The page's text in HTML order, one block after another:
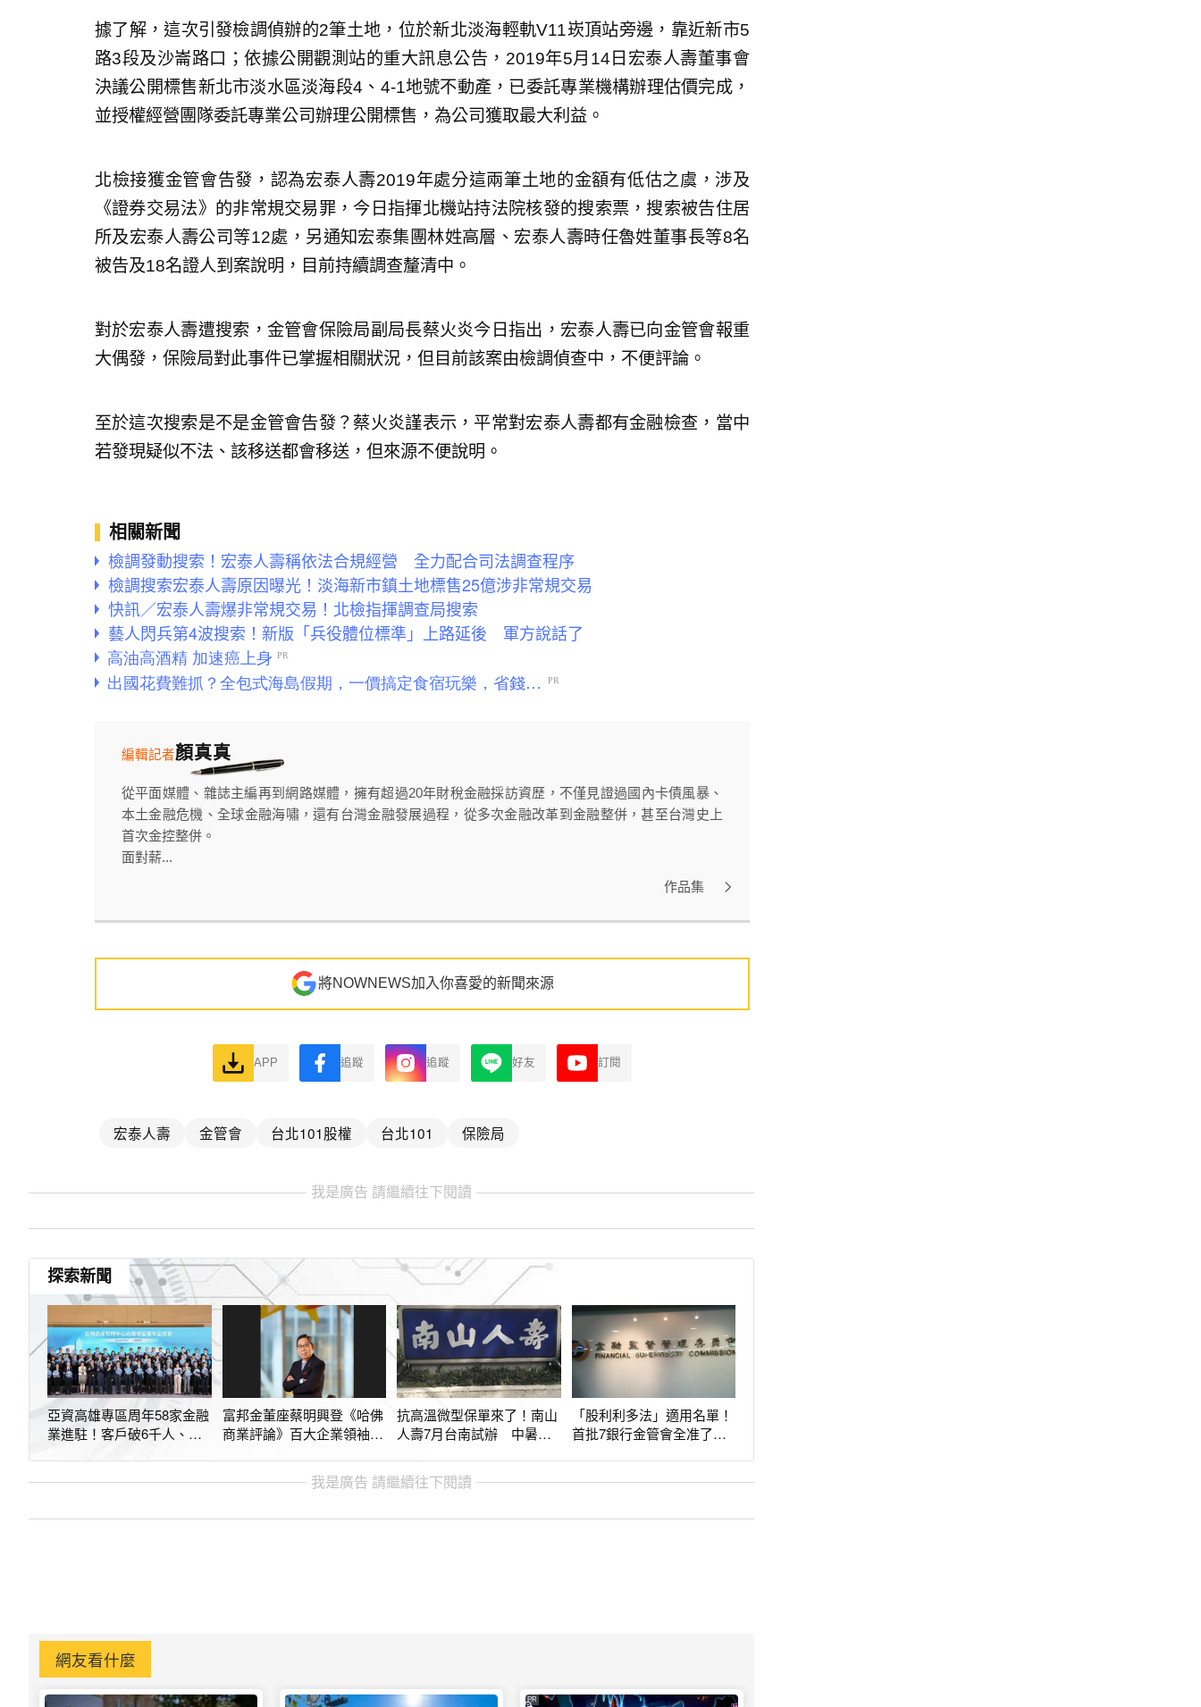
據了解，這次引發檢調偵辦的2筆土地，位於新北淡海輕軌V11崁頂站旁邊，靠近新市5
路3段及沙崙路口；依據公開觀測站的重大訊息公告，2019年5月14日宏泰人壽董事會
決議公開標售新北市淡水區淡海段4、4-1地號不動產，已委託專業機構辦理估價完成，
並授權經營團隊委託專業公司辦理公開標售，為公司獲取最大利益。
北檢接獲金管會告發，認為宏泰人壽2019年處分這兩筆土地的金額有低估之虞，涉及
《證券交易法》的非常規交易罪，今日指揮北機站持法院核發的搜索票，搜索被告住居
所及宏泰人壽公司等12處，另通知宏泰集團林姓高層、宏泰人壽時任魯姓董事長等8名
被告及18名證人到案說明，目前持續調查釐清中。
對於宏泰人壽遭搜索，金管會保險局副局長蔡火炎今日指出，宏泰人壽已向金管會報重
大偶發，保險局對此事件已掌握相關狀況，但目前該案由檢調偵查中，不便評論。
至於這次搜索是不是金管會告發？蔡火炎謹表示，平常對宏泰人壽都有金融檢查，當中
若發現疑似不法、該移送都會移送，但來源不便說明。
相關新聞
檢調發動搜索！宏泰人壽稱依法合規經營 全力配合司法調查程序
檢調搜索宏泰人壽原因曝光！淡海新市鎮土地標售25億涉非常規交易
快訊／宏泰人壽爆非常規交易！北檢指揮調查局搜索
藝人閃兵第4波搜索！新版「兵役體位標準」上路延後 軍方說話了
顏真真
編輯記者
從平面媒體、雜誌主編再到網路媒體，擁有超過20年財稅金融採訪資歷，不僅見證過國內卡債風暴、
本土金融危機、全球金融海嘯，還有台灣金融發展過程，從多次金融改革到金融整併，甚至台灣史上
首次金控整併。
面對薪...
作品集
將NOWNEWS加入你喜愛的新聞來源
APP 追蹤 追蹤 好友 訂閱
宏泰人壽 金管會 台北101股權 台北101 保險局
我是廣告 請繼續往下閱讀
探索新聞
亞資高雄專區周年58家金融
業進駐！客戶破6千人、管
富邦金董座蔡明興登《哈佛
商業評論》百大企業領袖
抗高溫微型保單來了！南山
人壽7月台南試辦 中暑住
「股利利多法」適用名單！
首批7銀行金管會全准了
我是廣告 請繼續往下閱讀
網友看什麼
PR